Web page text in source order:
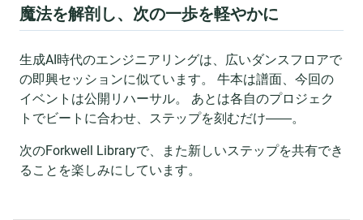
魔法を解剖し、次の一歩を軽やかに
生成AI時代のエンジニアリングは、広いダンスフロアで
の即興セッションに似ています。 牛本は譜面、今回の
イベントは公開リハーサル。 あとは各自のプロジェク
トでビートに合わせ、ステップを刻むだけ――。
次のForkwell Libraryで、また新しいステップを共有でき
ることを楽しみにしています。